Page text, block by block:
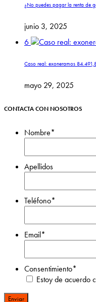
¿No puedes pagar la renta de
junio 3, 2025
6
Caso real: exoneramos
mayo 29, 2025
CONTACTA CON NOSOTROS
Nombre*
Apellidos
Teléfono*
Email*
Consentimiento*
Estoy de acuerdo